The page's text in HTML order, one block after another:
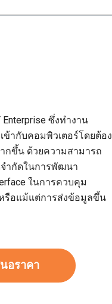
ซึ่งทำงาน
ข้ากับคอมพิวเตอร์โดยต้อง
กขึ้น ด้วยความสามารถ
จำกัดในการพัฒนา
ในการควบคุม
รือแม้แต่การส่งข้อมูลขึ้น
อราคา